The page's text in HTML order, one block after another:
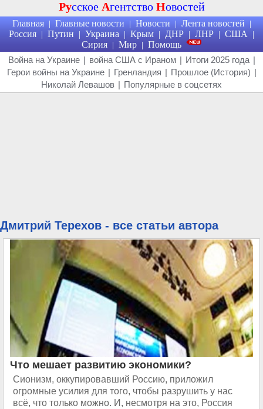
Русское Агентство Новостей
Главная | Главные новости | Новости | Лента новостей |
Россия | Путин | Украина | Крым | ДНР | ЛНР | США |
Сирия | Мир | Помощь
Война на Украине | война США с Ираном | Итоги 2025 года |
Герои войны на Украине | Гренландия | Прошлое (История) |
Николай Левашов | Популярные в соцсетях
Дмитрий Терехов - все статьи автора
Что мешает развитию экономики?
Сионизм, оккупировавший Россию, приложил
огромные усилия для того, чтобы разрушить у нас
всё, что только можно. И, несмотря на это, Россия